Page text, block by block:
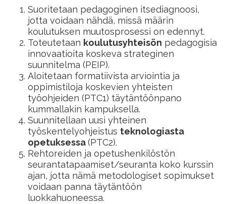
Suoritetaan pedagoginen itsediagnoosi,
jotta voidaan nähdä, missä määrin
koulutuksen muutosprosessi on edennyt.
Toteutetaan koulutusyhteisön pedagogisia
innovaatioita koskeva strateginen
suunnitelma (PEIP).
Aloitetaan formatiivista arviointia ja
oppimistiloja koskevien yhteisten
työohjeiden (PTC1) täytäntöönpano
kummallakin kampuksella.
Suunnitellaan uusi yhteinen
työskentelyohjeistus teknologiasta
opetuksessa(PTC2).
Rehtoreiden ja opetushenkilöstön
seurantatapaamiset/seuranta koko kurssin
ajan, jotta nämä metodologiset sopimukset
voidaan panna täytäntöön
luokkahuoneessa.